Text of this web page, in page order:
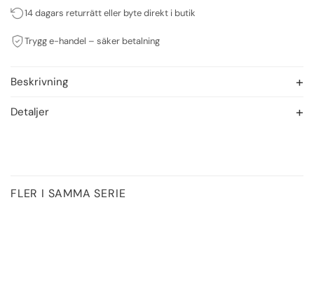
14 dagars returrätt eller byte direkt i butik
Trygg e-handel – säker betalning
Beskrivning
Detaljer
FLER I SAMMA SERIE